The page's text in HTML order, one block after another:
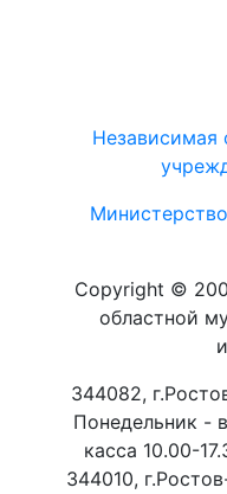
Независимая
Copyright ©
областной
344082,
Понедельник -
касса 10.00-
344010,